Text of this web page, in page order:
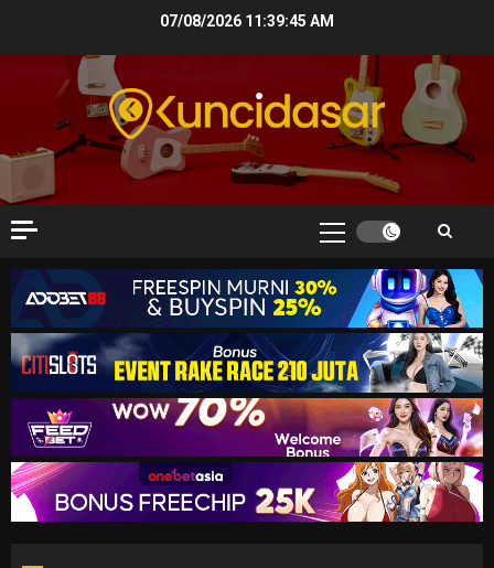
07/08/2026 11:39:46 AM
Primary